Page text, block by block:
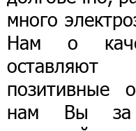
много
Нам о
позитивные
нам Вы за